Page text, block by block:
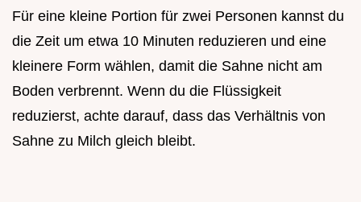
Für eine kleine Portion für zwei Personen kannst du
die Zeit um etwa 10 Minuten reduzieren und eine
kleinere Form wählen, damit die Sahne nicht am
Boden verbrennt. Wenn du die Flüssigkeit
reduzierst, achte darauf, dass das Verhältnis von
Sahne zu Milch gleich bleibt.